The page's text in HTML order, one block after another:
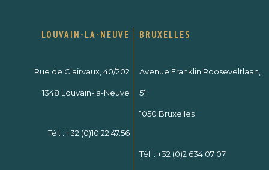
LOUVAIN-LA-NEUVE
Rue de Clairvaux, 40/202
1348 Louvain-la-Neuve
Tél. : +32 (0)10.22.47.56
BRUXELLES
Avenue Franklin Rooseveltlaan,
51
1050 Bruxelles
Tél. : +32 (0)2 634 07 07